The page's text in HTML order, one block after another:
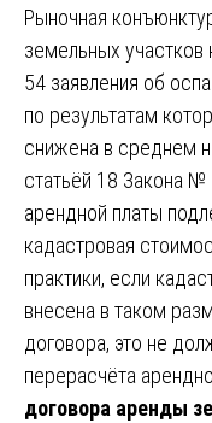
Рыночная
земельных участков
54 заявления об
по результатам
снижена в среднем
статьёй 18 Закона
арендной платы
кадастровая
практики, если
внесена в таком
договора, это не
перерасчёта
договора аренды